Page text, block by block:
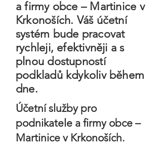
a firmy obce – Martinice v
Krkonoších. Váš účetní
systém bude pracovat
rychleji, efektivněji a s
plnou dostupností
podkladů kdykoliv během
dne.
Účetní služby pro
podnikatele a firmy obce –
Martinice v Krkonoších.